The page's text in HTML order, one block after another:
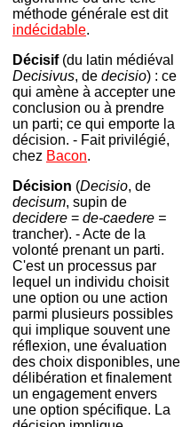
méthode générale est dit
indécidable.
Décisif(du latin médiéval
Decisivus, de decisio) : ce
qui amène à accepter une
conclusion ou à prendre
un parti; ce qui emporte la
décision. - Fait privilégié,
chez Bacon.
Décision (Decisio, de
decisum, supin de
decidere = de-caedere =
trancher). - Acte de la
volonté prenant un parti.
C'est un processus par
lequel un individu choisit
une option ou une action
parmi plusieurs possibles
qui implique souvent une
réflexion, une évaluation
des choix disponibles, une
délibération et finalement
un engagement envers
une option spécifique. La